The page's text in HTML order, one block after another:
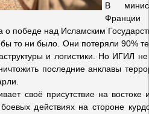
В
о победе над Исламским
то ни было. Они потеряли 90%
и логистики. Но ИГИЛ не
последние анклавы
своё присутствие на
действиях на стороне